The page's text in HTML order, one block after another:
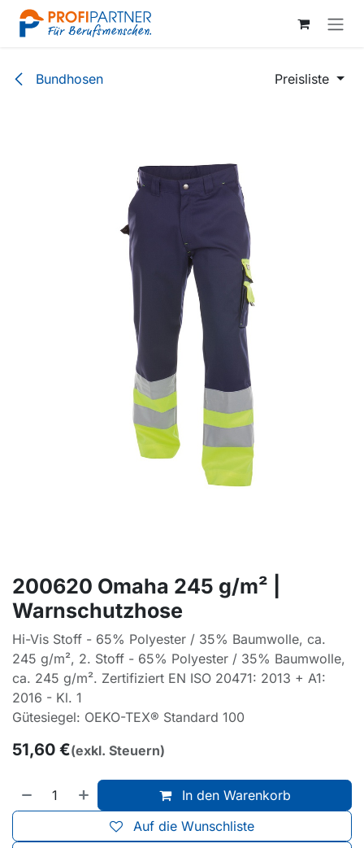
Zum Inhalt springen
Bundhosen Preisliste
200620 Omaha 245 g/m² |
Warnschutzhose
Hi-Vis Stoff - 65% Polyester / 35% Baumwolle, ca.
245 g/m², 2. Stoff - 65% Polyester / 35% Baumwolle,
ca. 245 g/m². Zertifiziert EN ISO 20471: 2013 + A1:
2016 - Kl. 1
Gütesiegel: OEKO-TEX® Standard 100
51,60 €(exkl. Steuern)
In den Warenkorb
Auf die Wunschliste